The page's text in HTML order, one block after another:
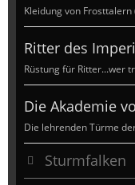
Kleidung von Frosttalern
Ritter des
Rüstung für Ritter...wer
Die Akademie
Die lehrenden Türme
Sturmfalken